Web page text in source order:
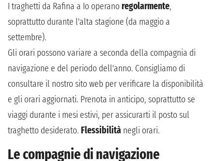
I traghetti da Rafina a Io operano regolarmente,
soprattutto durante l'alta stagione (da maggio a
settembre).
Gli orari possono variare a seconda della compagnia di
navigazione e del periodo dell'anno. Consigliamo di
consultare il nostro sito web per verificare la disponibilità
e gli orari aggiornati. Prenota in anticipo, soprattutto se
viaggi durante i mesi estivi, per assicurarti il posto sul
traghetto desiderato. Flessibilità negli orari.
Le compagnie di navigazione